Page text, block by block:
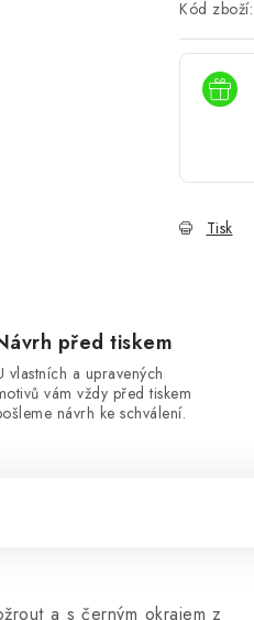
Kód zboží:
Tisk
před tiskem
vlastních a upravených
vám vždy před tiskem
návrh ke schválení.
a s černým okrajem z